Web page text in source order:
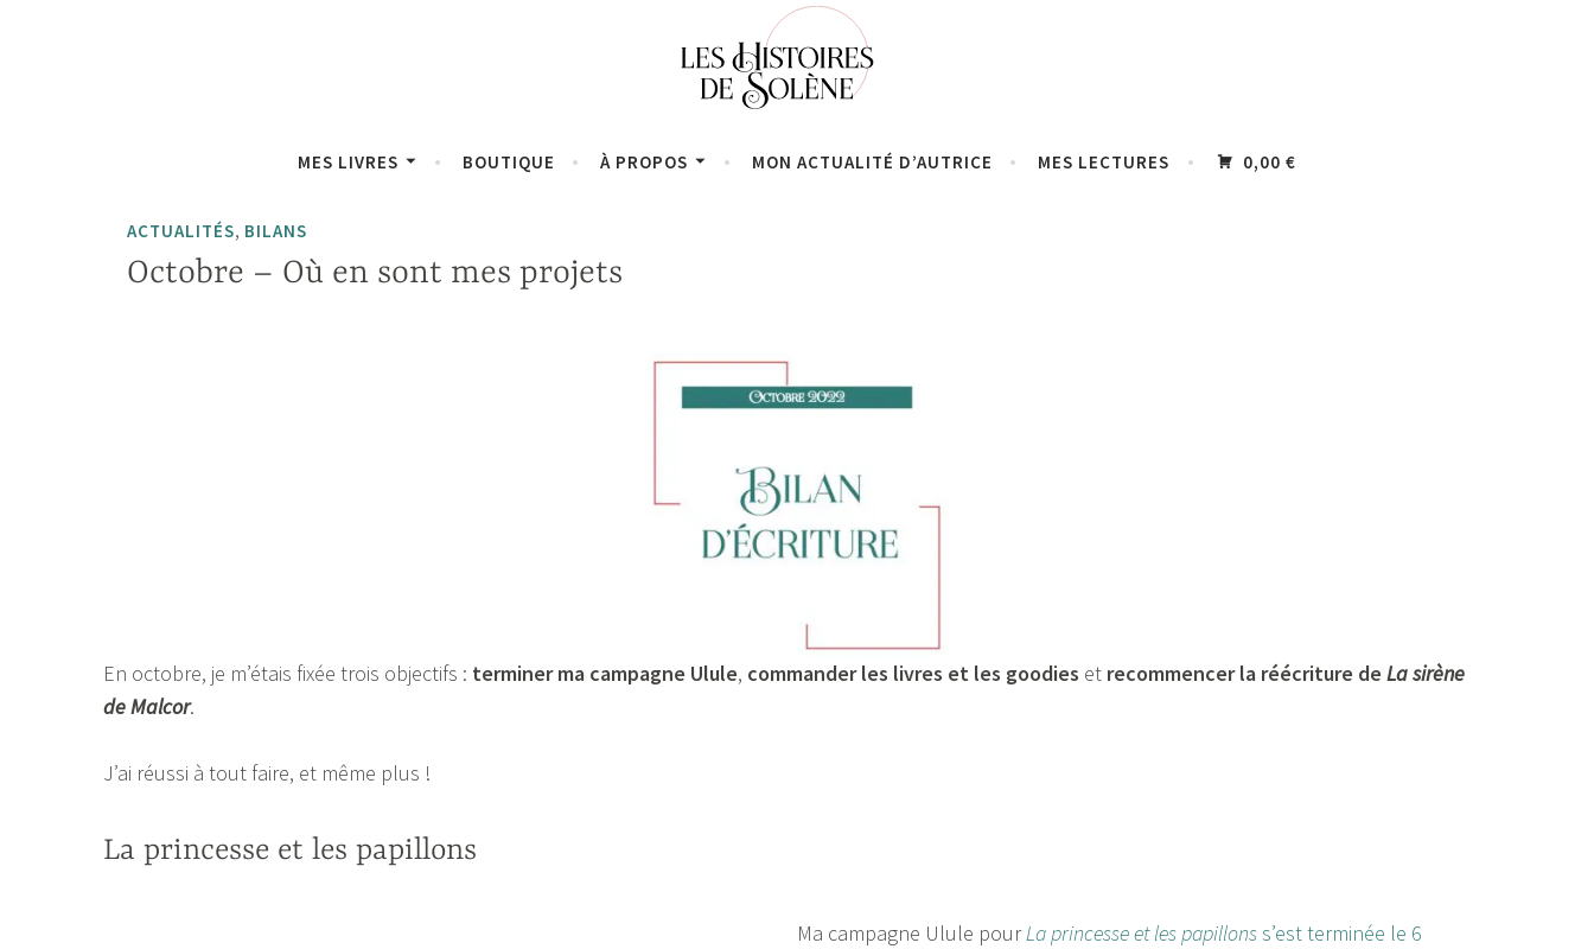
MES LIVRES BOUTIQUE À PROPOS MON ACTUALITÉ D’AUTRICE MES LECTURES 0,00 €
ACTUALITÉS, BILANS
Octobre – Où en sont mes projets
En octobre, je m’étais fixée trois objectifs : terminer ma campagne Ulule, commander les livres et les goodies et recommencer la réécriture de La sirène
de Malcor.
J’ai réussi à tout faire, et même plus !
La princesse et les papillons
Ma campagne Ulule pourLa princesse et les papillonss’est terminée le 6